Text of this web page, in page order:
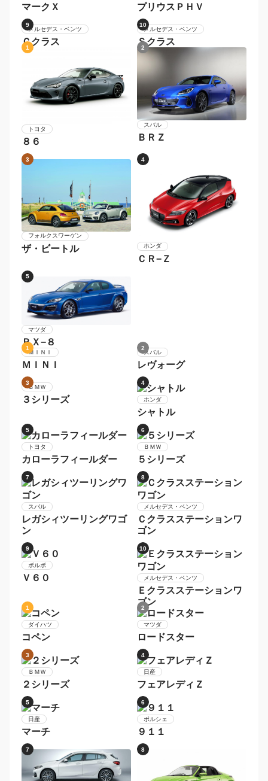
レクサス
ＬＳ レクサス
ＩＳ
トヨタ
マークＸ
トヨタ
プリウスＰＨＶ
9
メルセデス・ベンツ
Ｃクラス
10
メルセデス・ベンツ
Ｓクラス
トヨタ
８６
スバル
ＢＲＺ
3
ザ・ビートル
4
ホンダ
ＣＲ−Ｚ
5
マツダ
ＲＸ−８
1
ＭＩＮＩ
2
スバル
レヴォーグ
3
ＢＭＷ
３シリーズ
4
ホンダ